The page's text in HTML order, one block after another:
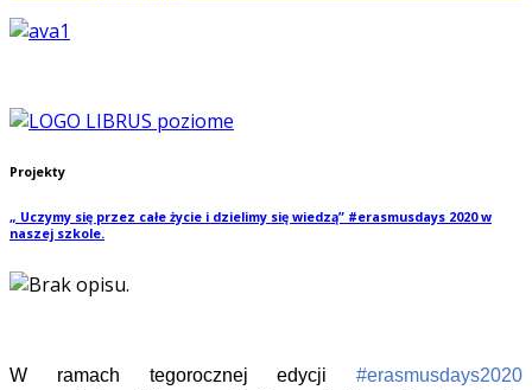
Projekty
„ Uczymy się przez całe życie i dzielimy się wiedzą” #erasmusdays 2020 w
naszej szkole.
W ramach tegorocznej edycji #erasmusdays2020